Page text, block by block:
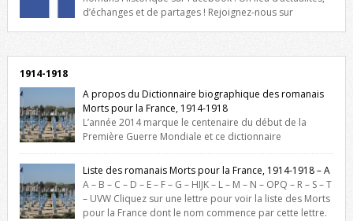
d’échanges et de partages ! Rejoignez-nous sur
1914-1918
A propos du Dictionnaire biographique des romanais
Morts pour la France, 1914-1918
L’année 2014 marque le centenaire du début de la
Première Guerre Mondiale et ce dictionnaire
biographique veut rendre hommage aux romanais Morts pour la
France durant ce conflit. La base de cette recherche historique est
constituée des noms gravés sur les plaques commémoratives de
l’Hôtel de Ville, du lycée du Dauphiné et du lycée Triboulet, […]
Liste des romanais Morts pour la France, 1914-1918 – A
A – B – C – D – E – F – G – HIJK – L – M – N – OPQ – R – S – T
– UVW Cliquez sur une lettre pour voir la liste des Morts
pour la France dont le nom commence par cette lettre.